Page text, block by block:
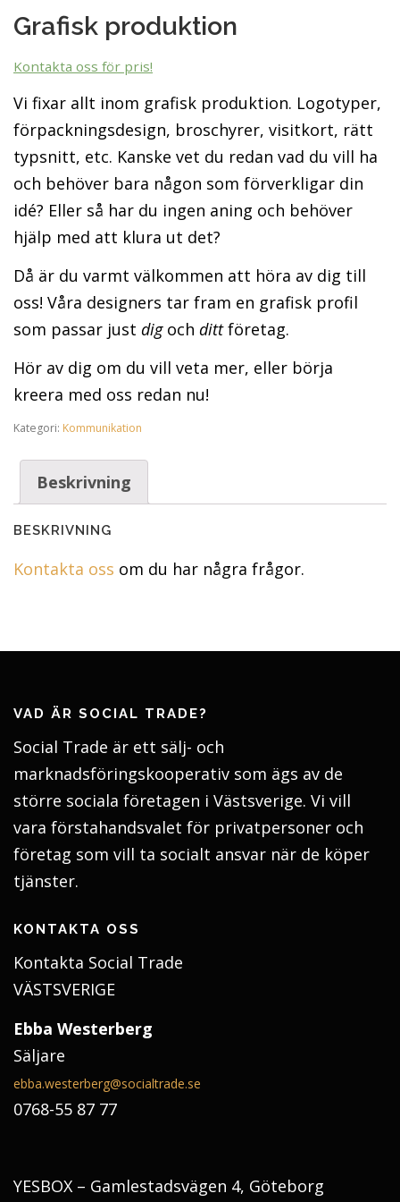
Grafisk produktion
Kontakta oss för pris!
Vi fixar allt inom grafisk produktion. Logotyper,
förpackningsdesign, broschyrer, visitkort, rätt
typsnitt, etc. Kanske vet du redan vad du vill ha
och behöver bara någon som förverkligar din
idé? Eller så har du ingen aning och behöver
hjälp med att klura ut det?
Då är du varmt välkommen att höra av dig till
oss! Våra designers tar fram en grafisk profil
som passar just digoch dittföretag.
Hör av dig om du vill veta mer, eller börja
kreera med oss redan nu!
Kategori: Kommunikation
Beskrivning
BESKRIVNING
Kontakta oss om du har några frågor.
VAD ÄR SOCIAL TRADE?
Social Trade är ett sälj- och
marknadsföringskooperativ som ägs av de
större sociala företagen i Västsverige. Vi vill
vara förstahandsvalet för privatpersoner och
företag som vill ta socialt ansvar när de köper
tjänster.
KONTAKTA OSS
Kontakta Social Trade
VÄSTSVERIGE
Ebba Westerberg
Säljare
ebba.westerberg@socialtrade.se
0768-55 87 77
YESBOX – Gamlestadsvägen 4, Göteborg